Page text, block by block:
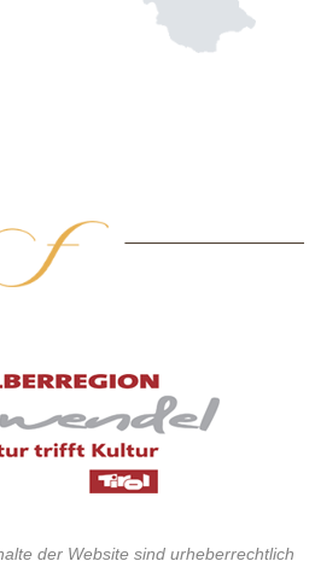
der Website sind urheberrechtlich